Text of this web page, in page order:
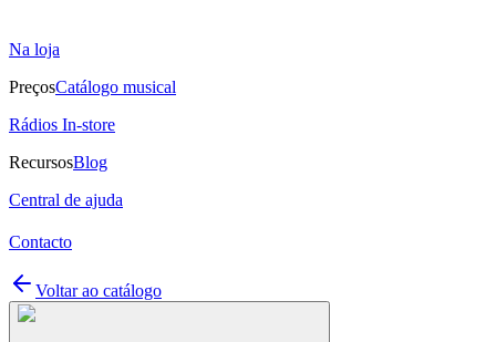
Na loja
PreçosCatálogo musical
Rádios In-store
RecursosBlog
Central de ajuda
Contacto
Voltar ao catálogo